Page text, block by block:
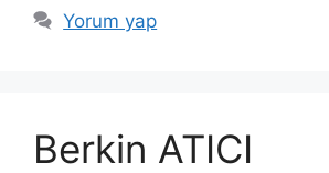
Yorum yap
Berkin ATICI